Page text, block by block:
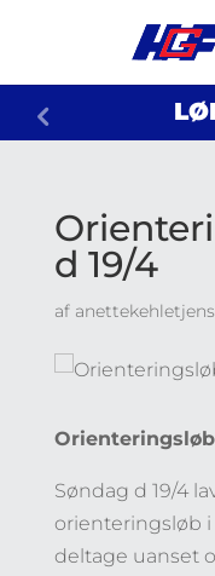
d 19/4
af
Søndag d 19/4
orienteringsløb i
deltage uanset